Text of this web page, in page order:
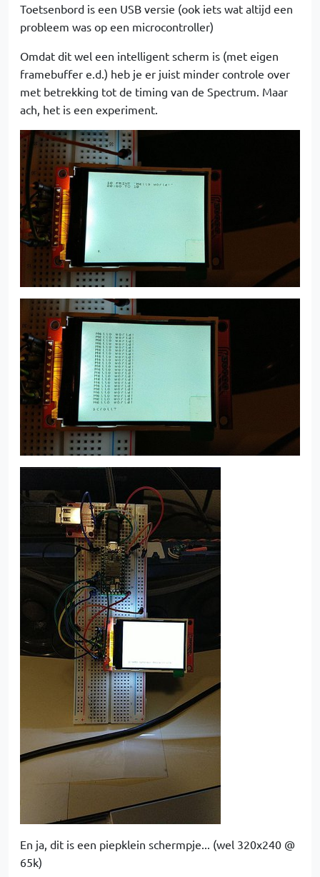
Toetsenbord is een USB versie (ook iets wat altijd een
probleem was op een microcontroller)
Omdat dit wel een intelligent scherm is (met eigen
framebuffer e.d.) heb je er juist minder controle over
met betrekking tot de timing van de Spectrum. Maar
ach, het is een experiment.
En ja, dit is een piepklein schermpje... (wel 320x240 @
65k)